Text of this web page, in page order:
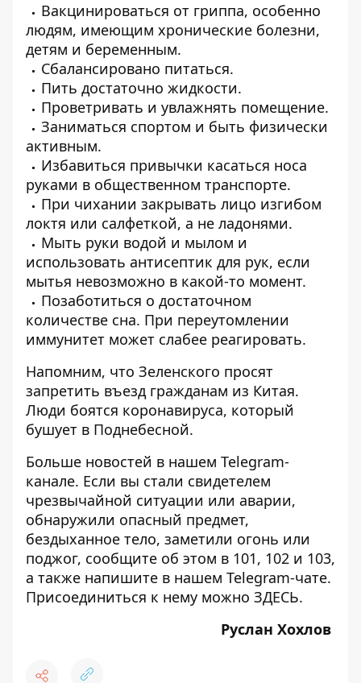
Вакцинироваться от гриппа, особенно
людям, имеющим хронические болезни,
детям и беременным.
Сбалансировано питаться.
Пить достаточно жидкости.
Проветривать и увлажнять помещение.
Заниматься спортом и быть физически
активным.
Избавиться привычки касаться носа
руками в общественном транспорте.
При чихании закрывать лицо изгибом
локтя или салфеткой, а не ладонями.
Мыть руки водой и мылом и
использовать антисептик для рук, если
мытья невозможно в какой-то момент.
Позаботиться о достаточном
количестве сна. При переутомлении
иммунитет может слабее реагировать.
Напомним, что Зеленского просят
запретить въезд гражданам из Китая.
Люди боятся коронавируса, который
бушует в Поднебесной.
Больше новостей в нашем Telegram-
канале. Если вы стали свидетелем
чрезвычайной ситуации или аварии,
обнаружили опасный предмет,
бездыханное тело, заметили огонь или
поджог, сообщите об этом в 101, 102 и 103,
а также напишите в нашем Telegram-чате.
Присоединиться к нему можно ЗДЕСЬ.
Руслан Хохлов